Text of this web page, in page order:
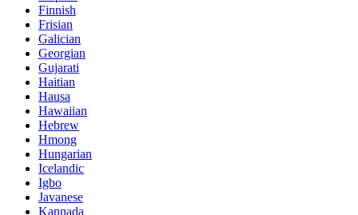
Finnish
Frisian
Galician
Georgian
Gujarati
Haitian
Hausa
Hawaiian
Hebrew
Hmong
Hungarian
Icelandic
Igbo
Javanese
Kannada